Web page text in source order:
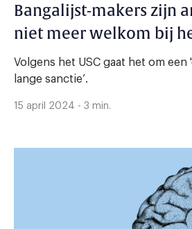
Bangalijst-makers zijn
niet meer welkom bij
Volgens het USC gaat het om
lange sanctie’.
15 april 2024 - 3 min.